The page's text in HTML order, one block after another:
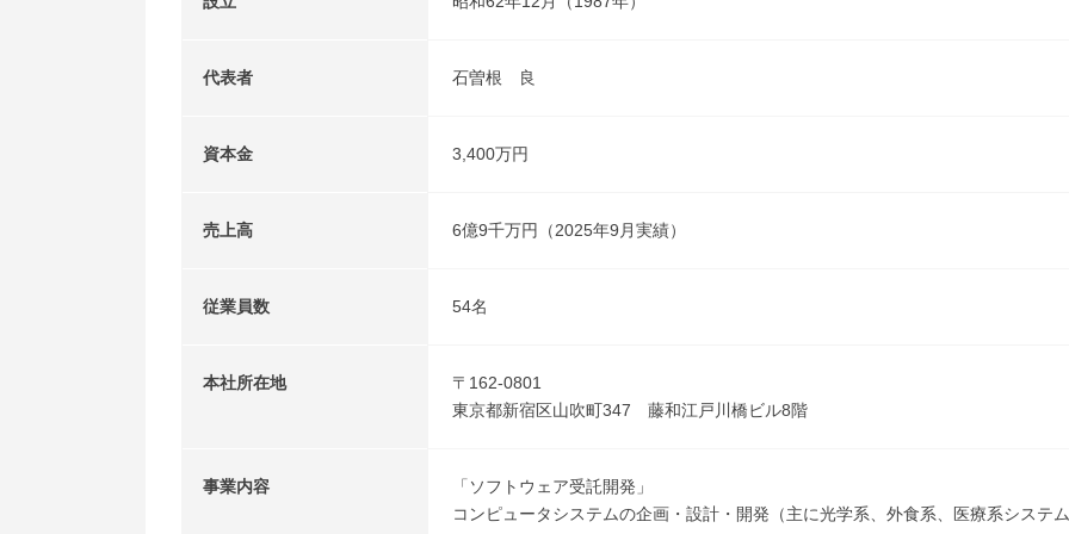
代表者 石曽根 良
資本金 3,400万円
売上高 6億9千万円（2025年9月実績）
従業員数 54名
本社所在地
〒162-0801
東京都新宿区山吹町347 藤和江戸川橋ビル8階
事業内容
「ソフトウェア受託開発」
コンピュータシステムの企画・設計・開発（主に光学系、外食系、医療系システ